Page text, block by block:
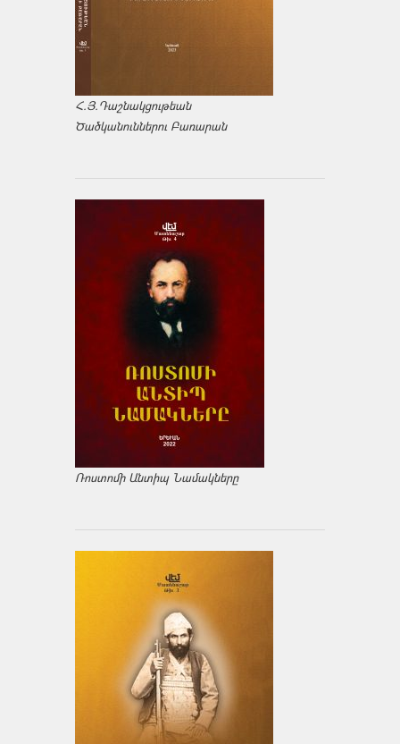
Հ.Յ.Դաշնակցութեան
Ծածկանուններու Բառարան
Ռոստոմի Անտիպ Նամակները